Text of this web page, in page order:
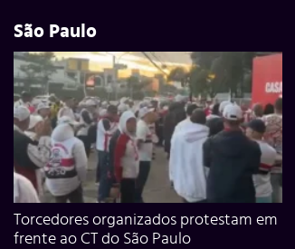
São Paulo
Torcedores organizados protestam em
frente ao CT do São Paulo